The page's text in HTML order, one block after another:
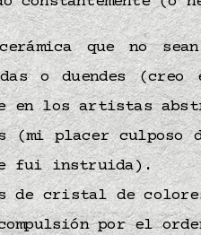
que no
o duendes
en los artistas
(mi placer culposo
fui instruida).
de cristal de
por el